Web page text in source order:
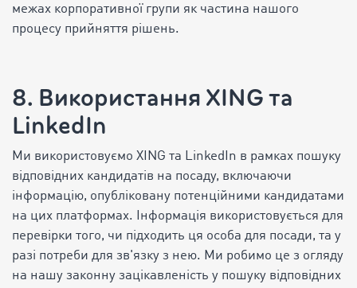
межах корпоративної групи як частина нашого
процесу прийняття рішень.
8. Використання XING та
LinkedIn
Ми використовуємо XING та LinkedIn в рамках пошуку
відповідних кандидатів на посаду, включаючи
інформацію, опубліковану потенційними кандидатами
на цих платформах. Інформація використовується для
перевірки того, чи підходить ця особа для посади, та у
разі потреби для зв'язку з нею. Ми робимо це з огляду
на нашу законну зацікавленість у пошуку відповідних